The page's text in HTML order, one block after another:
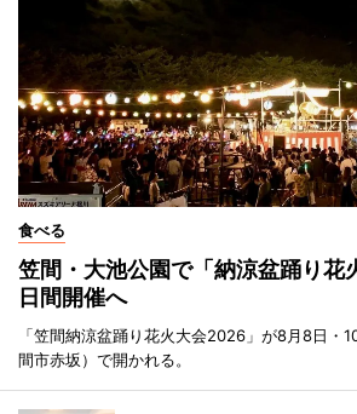
食べる
笠間・大池公園で「納涼盆踊り
日間開催へ
「笠間納涼盆踊り花火大会2026」が8月8日・
間市赤坂）で開かれる。